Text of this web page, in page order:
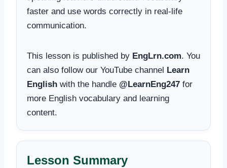
faster and use words correctly in real-life
communication.
This lesson is published by EngLrn.com. You
can also follow our YouTube channel
Learn
English with the handle @LearnEng247 for
more English vocabulary and learning
content.
Lesson Summary